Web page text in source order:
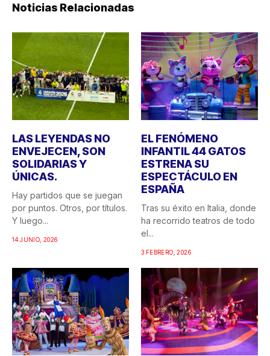
Noticias Relacionadas
LAS LEYENDAS NO
ENVEJECEN, SON
SOLIDARIAS Y
ÚNICAS.
Hay partidos que se juegan
por puntos. Otros, por títulos.
Y luego...
14 JUNIO, 2026
EL FENÓMENO
INFANTIL 44 GATOS
ESTRENA SU
ESPECTÁCULO EN
ESPAÑA
Tras su éxito en Italia, donde
ha recorrido teatros de todo
el...
3 FEBRERO, 2026